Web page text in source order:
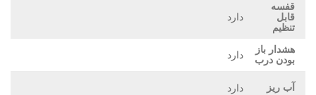
قفسه
قابل
تنظیم
دارد
هشدار باز
بودن درب
دارد
آب ریز دارد